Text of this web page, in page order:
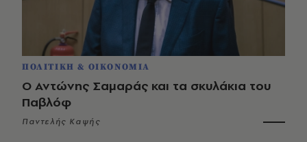
ΠΟΛΙΤΙΚΗ & ΟΙΚΟΝΟΜΙΑ
Ο Αντώνης Σαμαράς και τα σκυλάκια του
Παβλόφ
Παντελής Καψής